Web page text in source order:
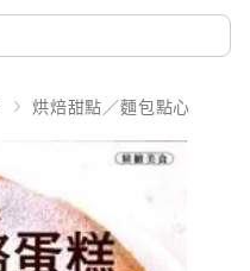
烘焙甜點／麵包點心